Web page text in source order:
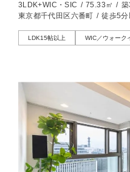
3LDK+WIC・SIC / 75.33㎡ /
東京都千代田区六番町 / 徒歩5分
LDK15帖以上 WIC／ウォーク